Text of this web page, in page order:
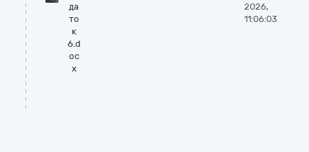
да
то
к
6.d
oc
x
2026,
11:06:03